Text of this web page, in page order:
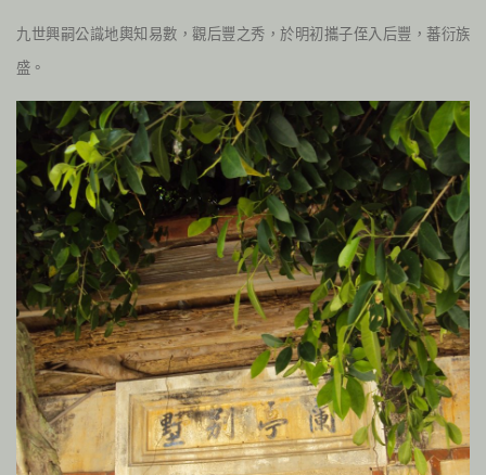
九世興嗣公識地輿知易數，觀后豐之秀，於明初攜子侄入后豐，蕃衍族
盛。